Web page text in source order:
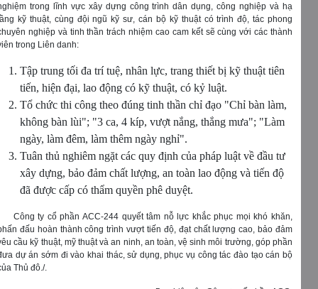
trong lĩnh vực xây dựng công trình dân dụng, công nghiệp và hạ
kỹ thuật, cùng đội ngũ kỹ sư, cán bộ kỹ thuật có trình độ, tác phong
nghiệp và tinh thần trách nhiệm cao cam kết sẽ cùng với các thành
trong Liên danh:
Tập trung tối đa trí tuệ, nhân lực, trang thiết bị kỹ thuật tiên
tiến, hiện đại, lao động có kỹ thuật, có kỷ luật.
Tổ chức thi công theo đúng tinh thần chỉ đạo "Chỉ bàn làm,
không bàn lùi"; "3 ca, 4 kíp, vượt nắng, thắng mưa"; "Làm
ngày, làm đêm, làm thêm ngày nghỉ".
Tuân thủ nghiêm ngặt các quy định của pháp luật về đầu tư
xây dựng, bảo đảm chất lượng, an toàn lao động và tiến độ
đã được cấp có thẩm quyền phê duyệt.
ty cổ phần ACC-244 quyết tâm nỗ lực khắc phục mọi khó khăn,
đấu hoàn thành công trình vượt tiến độ, đạt chất lượng cao, bảo đảm
cầu kỹ thuật, mỹ thuật và an ninh, an toàn, vệ sinh môi trường, góp phần
dự án sớm đi vào khai thác, sử dụng, phục vụ công tác đào tạo cán bộ
Thủ đô./.